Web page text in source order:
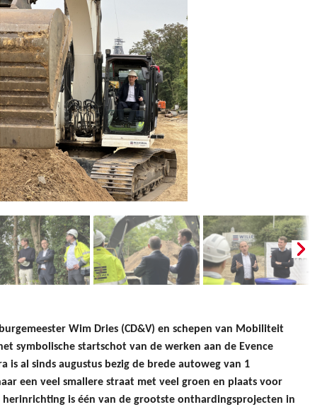
Wim Dries (CD&V) en schepen van Mobiliteit
symbolische startschot van de werken aan de Evence
is al sinds augustus bezig de brede autoweg van 1
een veel smallere straat met veel groen en plaats voor
herinrichting is één van de grootste onthardingsprojecten in